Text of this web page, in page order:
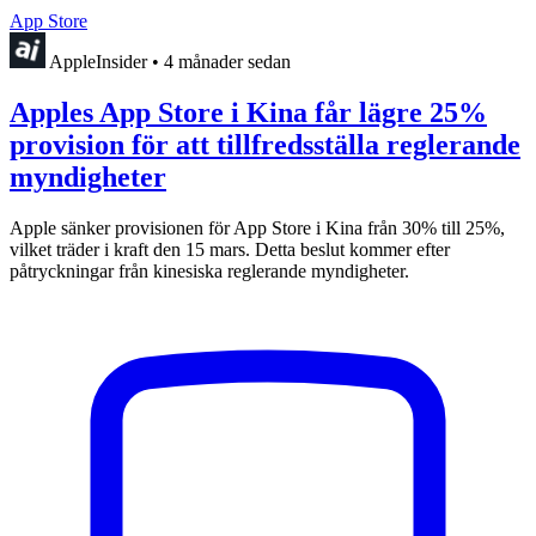
App Store
AppleInsider • 4 månader sedan
Apples App Store i Kina får lägre 25%
provision för att tillfredsställa reglerande
myndigheter
Apple sänker provisionen för App Store i Kina från 30% till 25%,
vilket träder i kraft den 15 mars. Detta beslut kommer efter
påtryckningar från kinesiska reglerande myndigheter.